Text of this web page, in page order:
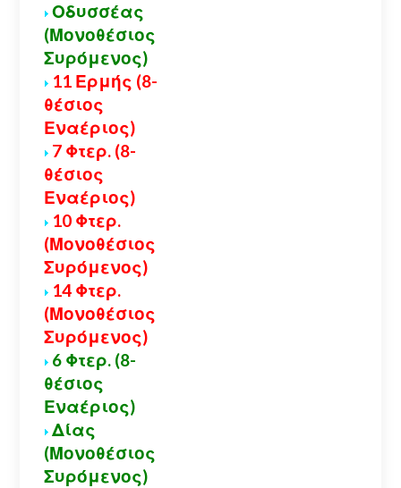
Οδυσσέας
(Μονοθέσιος
Συρόμενος)
11 Ερμής (8-
θέσιος
Εναέριος)
7 Φτερ. (8-
θέσιος
Εναέριος)
10 Φτερ.
(Μονοθέσιος
Συρόμενος)
14 Φτερ.
(Μονοθέσιος
Συρόμενος)
6 Φτερ. (8-
θέσιος
Εναέριος)
Δίας
(Μονοθέσιος
Συρόμενος)